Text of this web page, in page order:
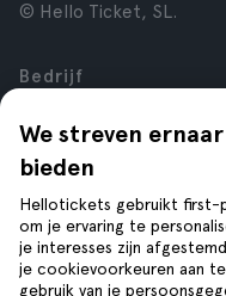
We streven
bieden
Hellotickets gebruikt first-
om je ervaring te
je interesses zijn
je cookievoorkeuren aan
gebruik van je
© Hello Ticket, SL.
Bedrijf
Vacatures
Affiliate
Reviews
Privacy
Voorwaarden
Juridische kennisgeving